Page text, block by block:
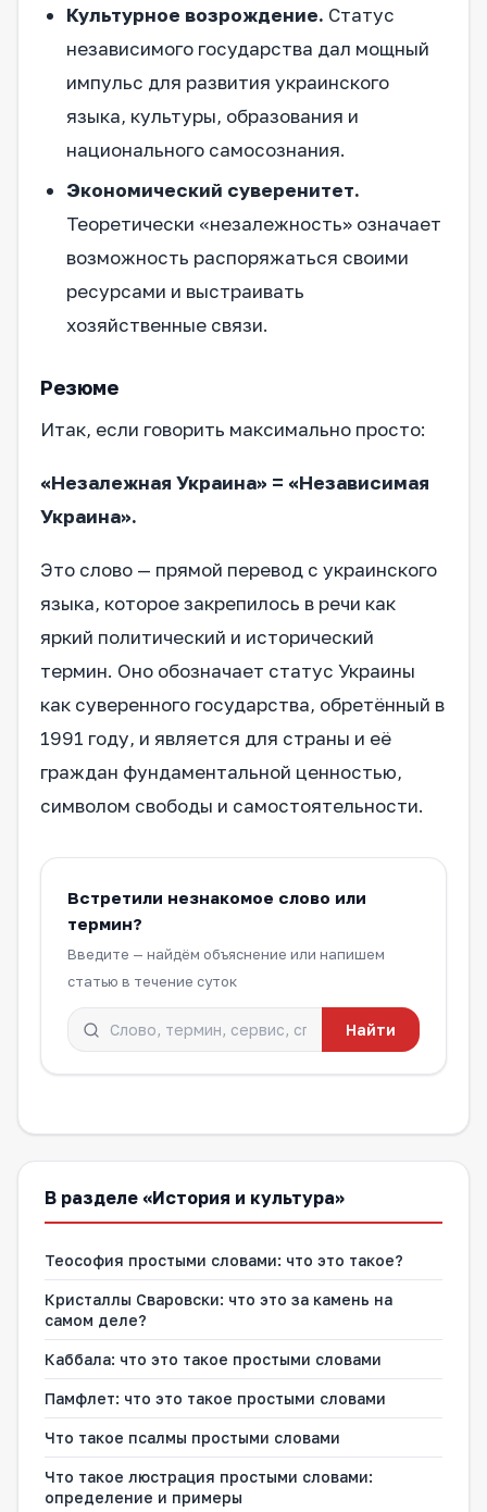
Культурное возрождение. Статус
независимого государства дал мощный
импульс для развития украинского
языка, культуры, образования и
национального самосознания.
Экономический суверенитет.
Теоретически «незалежность» означает
возможность распоряжаться своими
ресурсами и выстраивать
хозяйственные связи.
Резюме
Итак, если говорить максимально просто:
«Незалежная Украина» = «Независимая
Украина».
Это слово — прямой перевод с украинского
языка, которое закрепилось в речи как
яркий политический и исторический
термин. Оно обозначает статус Украины
как суверенного государства, обретённый в
1991 году, и является для страны и её
граждан фундаментальной ценностью,
символом свободы и самостоятельности.
Встретили незнакомое слово или
термин?
Введите — найдём объяснение или напишем
статью в течение суток
Найти
В разделе «История и культура»
Теософия простыми словами: что это такое?
Кристаллы Сваровски: что это за камень на
самом деле?
Каббала: что это такое простыми словами
Памфлет: что это такое простыми словами
Что такое псалмы простыми словами
Что такое люстрация простыми словами:
определение и примеры